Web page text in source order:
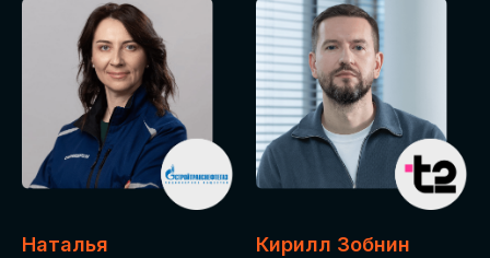
Наталья
Кирилл Зобнин
Приглашаем стать спикером GLOBAL
TECH FORUM и поделиться своим
опытом и экспертизой. Будем рады
сотрудничеству!
СТАТЬ
СПИКЕРОМ
IT Solutions for Business